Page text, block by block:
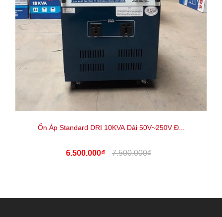
Ổn Áp Standard DRI 10KVA Dải 50V~250V Đ...
6.500.000₫ 7.500.000₫